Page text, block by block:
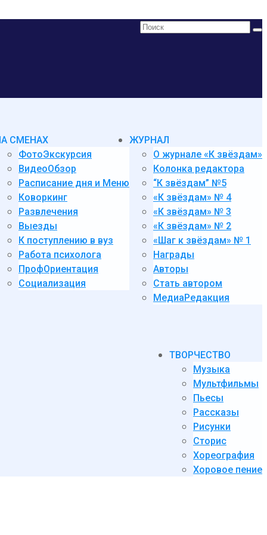
Поиск:
СМЕНАХ
ФотоЭкскурсия
ВидеоОбзор
Расписание дня и Меню
Коворкинг
Развлечения
Выезды
К поступлению в вуз
Работа психолога
ПрофОриентация
Социализация
ЖУРНАЛ
О журнале «К звёздам»
Колонка редактора
“К звёздам” №5
«К звёздам» № 4
«К звёздам» № 3
«К звёздам» № 2
«Шаг к звёздам» № 1
Награды
Авторы
Стать автором
МедиаРедакция
ТВОРЧЕСТВО
Музыка
Мультфильмы
Пьесы
Рассказы
Рисунки
Сторис
Хореография
Хоровое пение